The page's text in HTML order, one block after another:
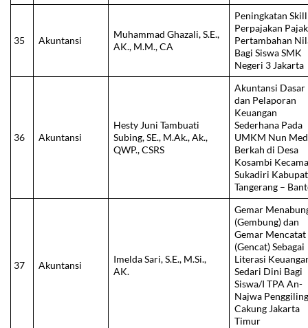
35 Akuntansi
Muhammad Ghazali, S.E.,
AK., M.M., CA
Peningkatan Skill
Perpajakan Pajak
Pertambahan
Bagi Siswa SMK
Negeri 3 Jakarta
36 Akuntansi
Hesty Juni Tambuati
Subing, SE., M.Ak., Ak.,
QWP., CSRS
Akuntansi Dasar
dan Pelaporan
Keuangan
Sederhana Pada
UMKM Nun
Berkah di Desa
Kosambi
Sukadiri
Tangerang –
37 Akuntansi
Imelda Sari, S.E., M.Si.,
AK.
Gemar
(Gembung) dan
Gemar Mencatat
(Gencat) Sebagai
Literasi
Sedari Dini Bagi
Siswa/I TPA An-
Najwa
Cakung Jakarta
Timur